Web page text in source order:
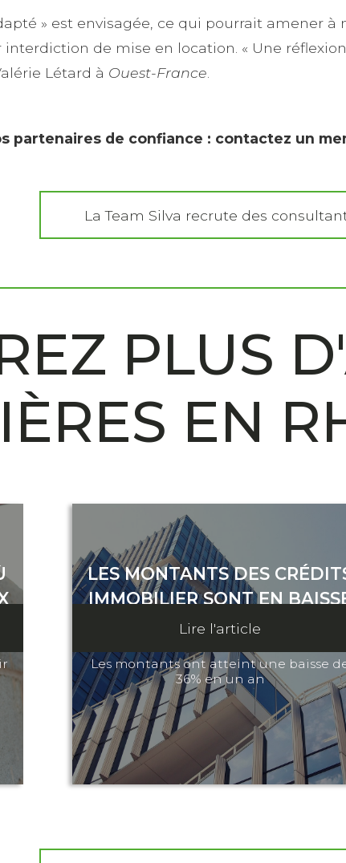
» est envisagée, ce qui pourrait amener
interdiction de mise en location. « Une
Létard à Ouest-France
partenaires de confiance : contactez un
La Team Silva recrute des
PLUS
EN
LES MONTANTS DES
IMMOBILIER SONT EN
07 août 2024
Les montants ont atteint une baisse
36% en un an
Lire l'article